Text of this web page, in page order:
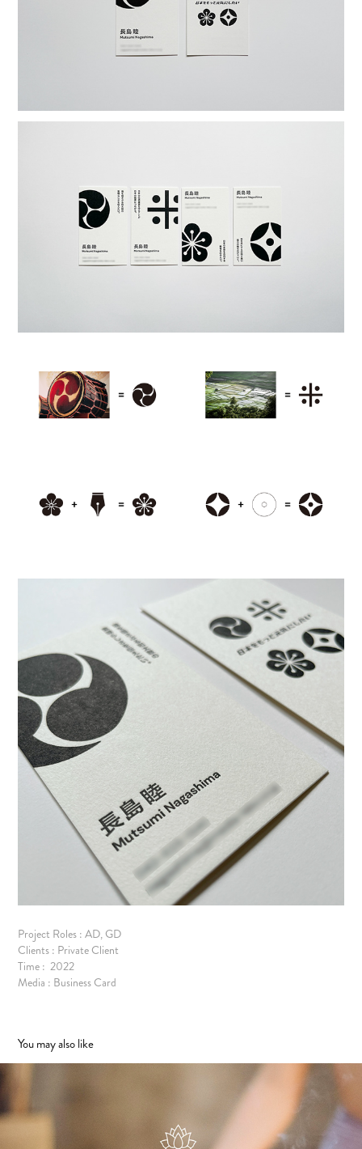
Project Roles : AD, GD
Clients : Private Client
Time : 2022
Media : Business Card
You may also like